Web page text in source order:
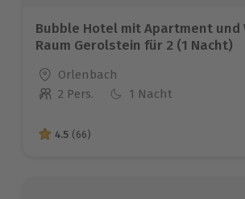
Bubble Hotel mit Apartment und
Raum Gerolstein für 2 (1 Nacht)
Standort
Orlenbach
Anzahl der Teilnehmer
2 Pers. 1 Nacht
4.5 von 5 Sternen basierend auf 66
4.5 (66)